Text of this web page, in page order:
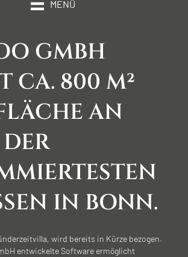
MENÜ
GMBH
CA. 800 M²
AN
IN BONN.
wird bereits in Kürze bezogen.
entwickelte Software ermöglicht